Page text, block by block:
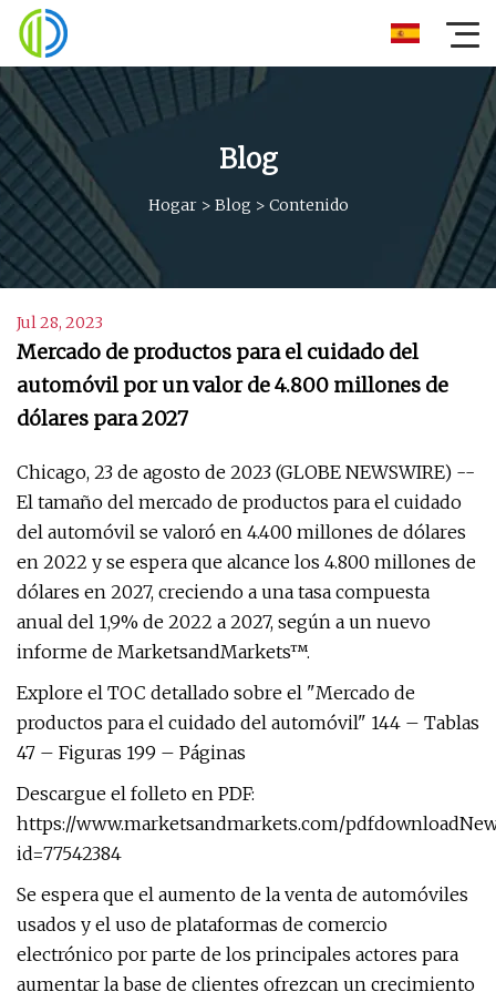
Blog
Hogar> Blog > Contenido
Jul 28, 2023
Mercado de productos para el cuidado del
automóvil por un valor de 4.800 millones de
dólares para 2027
Chicago, 23 de agosto de 2023 (GLOBE NEWSWIRE) --
El tamaño del mercado de productos para el cuidado
del automóvil se valoró en 4.400 millones de dólares
en 2022 y se espera que alcance los 4.800 millones de
dólares en 2027, creciendo a una tasa compuesta
anual del 1,9% de 2022 a 2027, según a un nuevo
informe de MarketsandMarkets™.
Explore el TOC detallado sobre el "Mercado de
productos para el cuidado del automóvil" 144 – Tablas
47 – Figuras 199 – Páginas
Descargue el folleto en PDF:
https://www.marketsandmarkets.com/
id=77542384
Se espera que el aumento de la venta de automóviles
usados ​​y el uso de plataformas de comercio
electrónico por parte de los principales actores para
aumentar la base de clientes ofrezcan un crecimiento